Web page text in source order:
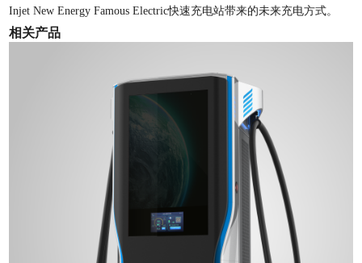
Injet New Energy Famous Electric快速充电站带来的未来充电方式。
相关产品